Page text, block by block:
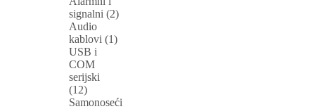
signalni (2)
Audio
kablovi (1)
USB i
COM
serijski
(12)
Samonoseći